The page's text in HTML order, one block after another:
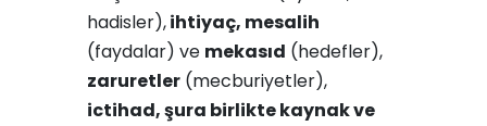
hadisler),ihtiyaç, mesalih
(faydalar) ve mekasıd (hedefler),
zaruretler (mecburiyetler),
ictihad, şura birlikte kaynak ve